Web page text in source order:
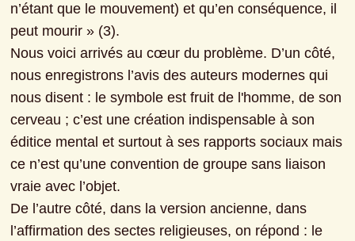
n’étant que le mouvement) et qu’en conséquence, il
peut mourir » (3).
Nous voici arrivés au cœur du problème. D’un côté,
nous enregistrons l’avis des auteurs modernes qui
nous disent : le symbole est fruit de l'homme, de son
cerveau ; c’est une création indispensable à son
éditice mental et surtout à ses rapports sociaux mais
ce n’est qu’une convention de groupe sans liaison
vraie avec l’objet.
De l’autre côté, dans la version ancienne, dans
l’affirmation des sectes religieuses, on répond : le